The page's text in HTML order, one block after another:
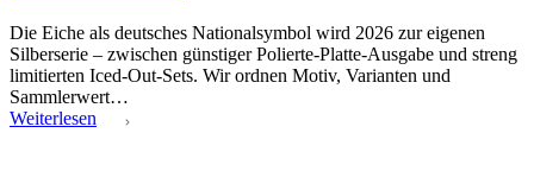
Die Eiche als deutsches Nationalsymbol wird 2026 zur eigenen
Silberserie – zwischen günstiger Polierte-Platte-Ausgabe und streng
limitierten Iced-Out-Sets. Wir ordnen Motiv, Varianten und
Sammlerwert…
Weiterlesen